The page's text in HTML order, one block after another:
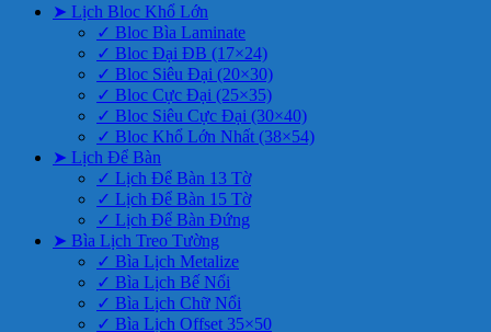
➤ Lịch Bloc Khổ Lớn
✓ Bloc Bìa Laminate
✓ Bloc Đại ĐB (17×24)
✓ Bloc Siêu Đại (20×30)
✓ Bloc Cực Đại (25×35)
✓ Bloc Siêu Cực Đại (30×40)
✓ Bloc Khổ Lớn Nhất (38×54)
➤ Lịch Để Bàn
✓ Lịch Để Bàn 13 Tờ
✓ Lịch Để Bàn 15 Tờ
✓ Lịch Để Bàn Đứng
➤ Bìa Lịch Treo Tường
✓ Bìa Lịch Metalize
✓ Bìa Lịch Bế Nổi
✓ Bìa Lịch Chữ Nổi
✓ Bìa Lịch Offset 35×50